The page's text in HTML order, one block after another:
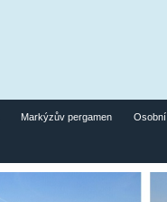
Markýzův pergamen Osobní